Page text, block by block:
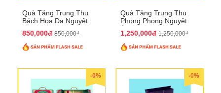
Quà Tặng Trung Thu
Bách Hoa Dạ Nguyệt
850,000đ 850,000₫
Quà Tặng Trung Thu
Phong Phong Nguyệt
1,250,000đ 1,250,000₫
-0% -0%